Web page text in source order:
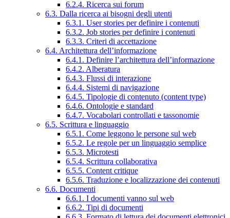
6.2.4. Ricerca sui forum
6.3. Dalla ricerca ai bisogni degli utenti
6.3.1. User stories per definire i contenuti
6.3.2. Job stories per definire i contenuti
6.3.3. Criteri di accettazione
6.4. Architettura dell’informazione
6.4.1. Definire l’architettura dell’informazione
6.4.2. Alberatura
6.4.3. Flussi di interazione
6.4.4. Sistemi di navigazione
6.4.5. Tipologie di contenuto (content type)
6.4.6. Ontologie e standard
6.4.7. Vocabolari controllati e tassonomie
6.5. Scrittura e linguaggio
6.5.1. Come leggono le persone sul web
6.5.2. Le regole per un linguaggio semplice
6.5.3. Microtesti
6.5.4. Scrittura collaborativa
6.5.5. Content critique
6.5.6. Traduzione e localizzazione dei contenuti
6.6. Documenti
6.6.1. I documenti vanno sul web
6.6.2. Tipi di documenti